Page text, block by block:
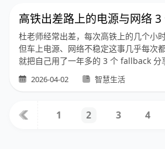
高铁出差路上的电源与网络
杜老师经常出差，每次高铁上的几个小
但车上电源、网络不稳定这事几乎每次
就把自己用了一年多的 3 个 fallback 分
2026-04-02 智慧生活
1 2 3 4